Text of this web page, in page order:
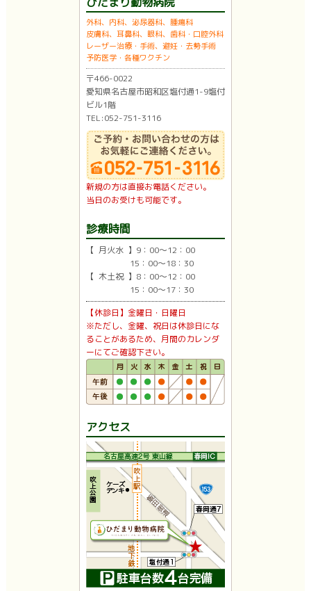
外科、内科、泌尿器科、腫瘍科
皮膚科、耳鼻科、眼科、歯科・口腔外科
レーザー治療・手術、避妊・去勢手術
予防医学・各種ワクチン
〒466-0022
愛知県名古屋市昭和区塩付通1-9塩付
ビル1階
TEL:052-751-3116
新規の方は直接お電話ください。
当日のお受けも可能です。
診療時間
【 月火水 】9：00〜12：00
15：00〜18：30
【 木土祝 】8：00〜12：00
15：00〜17：30
【休診日】金曜日・日曜日
※ただし、金曜、祝日は休診日にな
ることがあるため、月間のカレンダ
ーにてご確認下さい。
アクセス